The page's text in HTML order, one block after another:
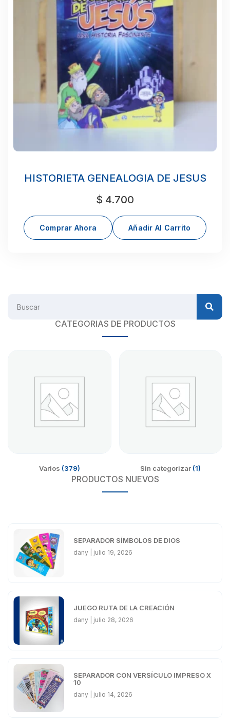
HISTORIETA GENEALOGIA DE JESUS
$ 4.700
Comprar Ahora Añadir Al Carrito
CATEGORIAS DE PRODUCTOS
Varios (379) Sin categorizar (1)
PRODUCTOS NUEVOS
SEPARADOR SÍMBOLOS DE DIOS
dany julio 19, 2026
JUEGO RUTA DE LA CREACIÓN
dany julio 28, 2026
SEPARADOR CON VERSÍCULO IMPRESO X
10
dany julio 14, 2026